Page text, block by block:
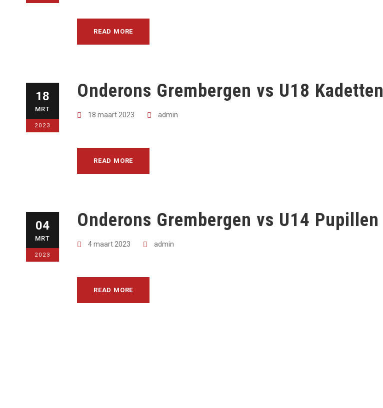
READ MORE
18
MRT
2023
Onderons Grembergen vs U18 Kadetten
18 maart 2023 admin
READ MORE
04
MRT
2023
Onderons Grembergen vs U14 Pupillen
4 maart 2023 admin
READ MORE